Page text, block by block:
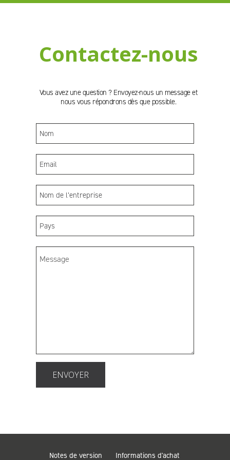
Contactez-nous
Vous avez une question ? Envoyez-nous un message et
nous vous répondrons dès que possible.
ENVOYER
Notes de version Informations d'achat